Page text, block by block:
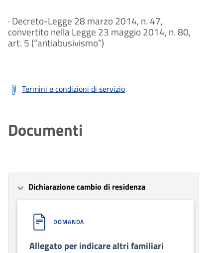
· Decreto-Legge 28 marzo 2014, n. 47,
convertito nella Legge 23 maggio 2014, n. 80,
art. 5 (“antiabusivismo”)
Termini e condizioni di servizio
Documenti
Dichiarazione cambio di residenza
DOMANDA
Allegato per indicare altri familiari